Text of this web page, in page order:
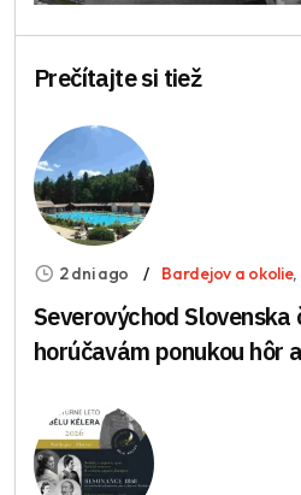
Prečítajte si tiež
2 dni ago Bardejov a okolie,
Severovýchod
horúčavám ponukou hôr